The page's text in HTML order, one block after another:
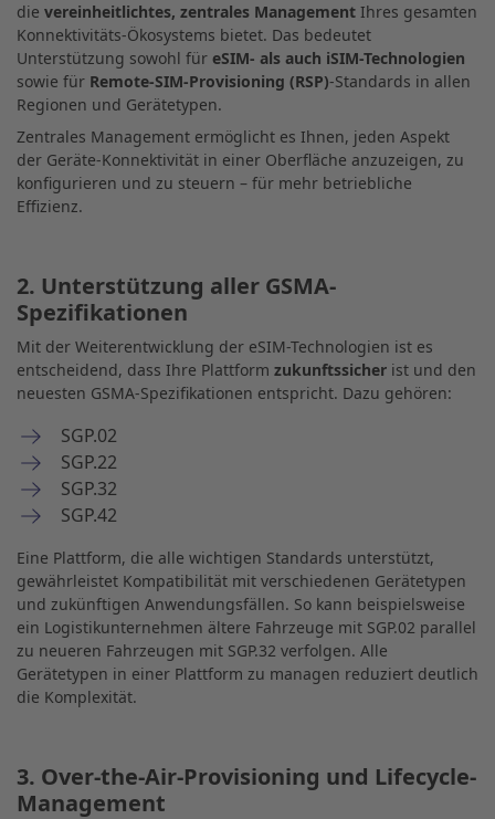
die vereinheitlichtes, zentrales Management Ihres gesamten
Konnektivitäts-Ökosystems bietet. Das bedeutet
Unterstützung sowohl für eSIM- als auch iSIM-Technologien
sowie für Remote-SIM-Provisioning (RSP)-Standards in allen
Regionen und Gerätetypen.
Zentrales Management ermöglicht es Ihnen, jeden Aspekt
der Geräte-Konnektivität in einer Oberfläche anzuzeigen, zu
konfigurieren und zu steuern – für mehr betriebliche
Effizienz.
2. Unterstützung aller GSMA-
Spezifikationen
Mit der Weiterentwicklung der eSIM-Technologien ist es
entscheidend, dass Ihre Plattform zukunftssicher ist und den
neuesten GSMA-Spezifikationen entspricht. Dazu gehören:
SGP.02
SGP.22
SGP.32
SGP.42
Eine Plattform, die alle wichtigen Standards unterstützt,
gewährleistet Kompatibilität mit verschiedenen Gerätetypen
und zukünftigen Anwendungsfällen. So kann beispielsweise
ein Logistikunternehmen ältere Fahrzeuge mit SGP.02 parallel
zu neueren Fahrzeugen mit SGP.32 verfolgen. Alle
Gerätetypen in einer Plattform zu managen reduziert deutlich
die Komplexität.
3. Over-the-Air-Provisioning und Lifecycle-
Management